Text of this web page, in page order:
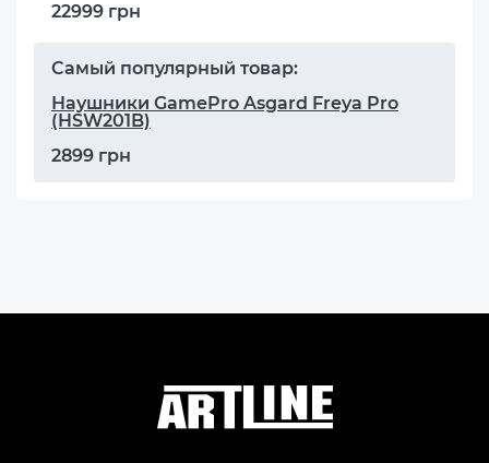
22999 грн
Самый популярный товар:
Наушники GamePro Asgard Freya Pro
(HSW201B)
2899 грн